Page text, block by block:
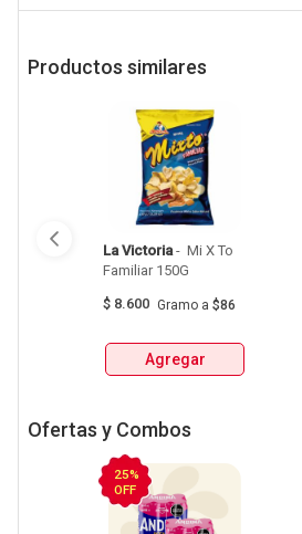
Productos similares
La Victoria - Mi X To
$ 8.600 Gramo a $86
Agregar
Ofertas y Combos
25%
OFF